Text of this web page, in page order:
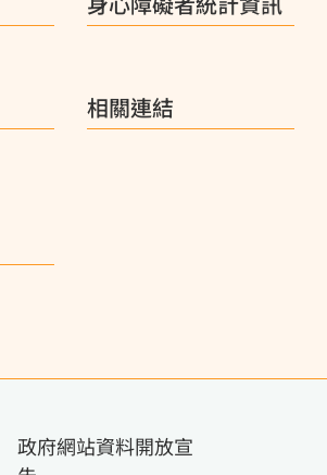
相關連結
政府網站資料開放宣